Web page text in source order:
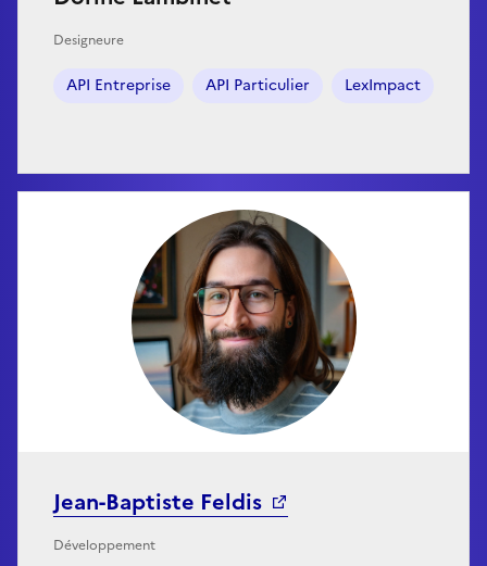
Designeure
API Entreprise API Particulier LexImpact
Jean-Baptiste Feldis
Développement